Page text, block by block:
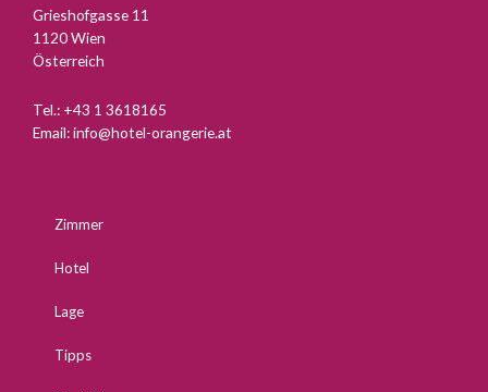
Grieshofgasse 11
1120 Wien
Österreich
Tel.: +43 1 3618165
Email:info@hotel-orangerie.at
Zimmer
Hotel
Lage
Tipps